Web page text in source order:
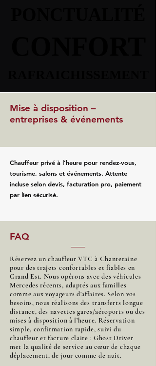
Mise à disposition –
entreprises & événements
Chauffeur privé à l’heure pour rendez‑vous,
tourisme, salons et événements. Attente
incluse selon devis, facturation pro, paiement
par lien sécurisé.
FAQ
Réservez un chauffeur VTC à Chanteraine
pour des trajets confortables et fiables en
Grand Est. Nous opérons avec des véhicules
Mercedes récents, adaptés aux familles
comme aux voyageurs d’affaires. Selon vos
besoins, nous réalisons des transferts longue
distance, des navettes gares/aéroports ou des
mises à disposition à l’heure. Réservation
simple, confirmation rapide, suivi du
chauffeur et facture claire : Ghost Driver
met la qualité de service au cœur de chaque
déplacement, de jour comme de nuit.